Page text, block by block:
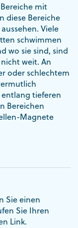
mit
diese Bereiche
Viele
schwimmen
wo sie sind, sind
weit. An
oder schlechtem
tieferen
Bereichen
Magnete
Sie einen
Sie Ihren
Link.